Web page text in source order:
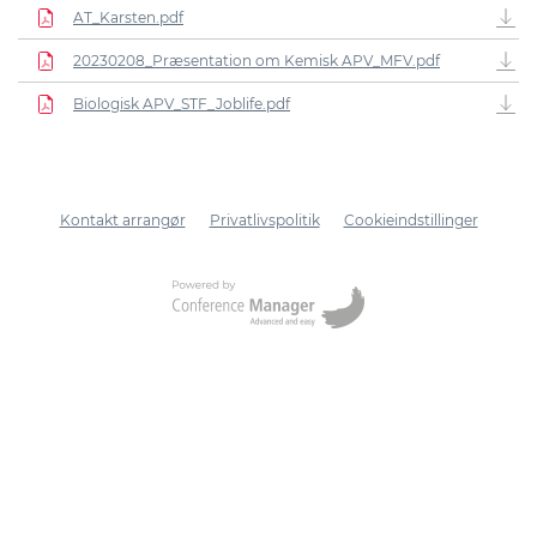
AT_Karsten.pdf
20230208_Præsentation om Kemisk APV_MFV.pdf
Biologisk APV_STF_Joblife.pdf
Kontakt arrangør Privatlivspolitik Cookieindstillinger